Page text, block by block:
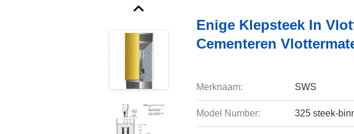
Enige Klepsteek In
Cementeren
Merknaam: SWS
Model Number: 325 steek-